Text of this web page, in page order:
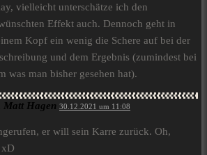
vielleicht unterschätze ich den
Effekt auch. Dennoch geht in
Kopf ein wenig die Schere auf bei der
und dem Ergebnis (zumindest bei
was man bisher gesehen hat).
Matt Hagen 30.12.2021 um 11:08
er will sein Karre zurück. Oh,